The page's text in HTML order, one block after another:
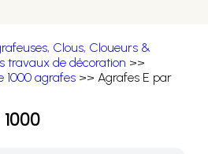
Clous, Cloueurs &
travaux de décoration >>
1000 agrafes >> Agrafes E par
1000